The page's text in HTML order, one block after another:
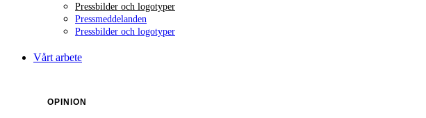
Pressbilder och logotyper
Pressmeddelanden
Pressbilder och logotyper
Vårt arbete
OPINION